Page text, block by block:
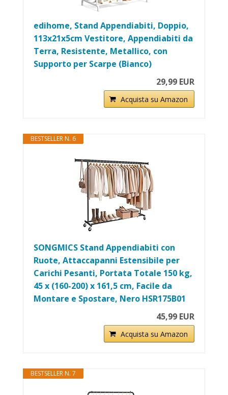
edihome, Stand Appendiabiti, Doppio,
113x21x5cm Vestitore, Appendiabiti da
Terra, Resistente, Metallico, con
Supporto per Scarpe (Bianco)
29,99 EUR
Acquista su Amazon
BESTSELLER N. 6
SONGMICS Stand Appendiabiti con
Ruote, Attaccapanni Estensibile per
Carichi Pesanti, Portata Totale 150 kg,
45 x (160-200) x 161,5 cm, Facile da
Montare e Spostare, Nero HSR175B01
45,99 EUR
Acquista su Amazon
BESTSELLER N. 7